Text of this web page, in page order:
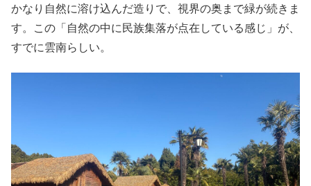
かなり自然に溶け込んだ造りで、視界の奥まで緑が続きま
す。この「自然の中に民族集落が点在している感じ」が、
すでに雲南らしい。